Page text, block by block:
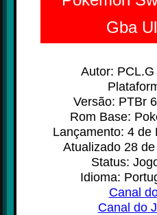
Gba
Autor:
Versão: PTBr
Rom Base:
Lançamento: 4 de
Atualizado 28
Status:
Idioma:
Canal
Canal do